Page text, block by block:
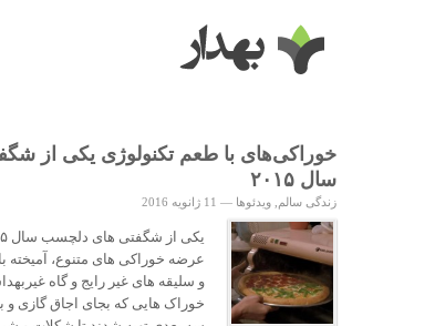
خوراکی‌های با طعم تکنولوژی یکی از
سال ۲۰۱۵
زندگی سالم ویدئوها — 11 ژانویه 2016
عرضه خوراکی های متنوع، آمیخته
و سلیقه های غیر رایج و گاه
خوراک هایی که بجای اجاق گازی و